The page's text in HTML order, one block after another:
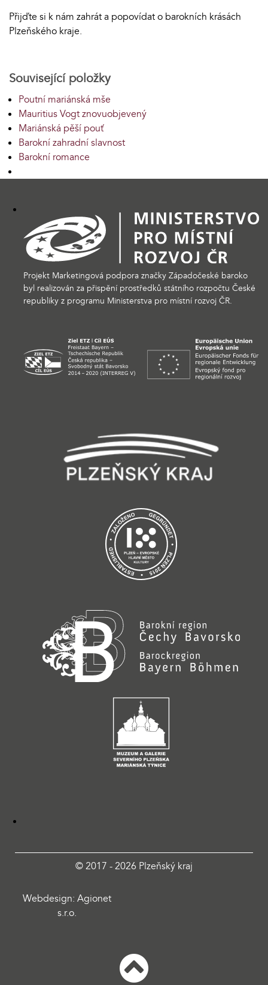
Přijďte si k nám zahrát a popovídat o barokních krásách
Plzeňského kraje.
Související položky
Poutní mariánská mše
Mauritius Vogt znovuobjevený
Mariánská pěší pouť
Barokní zahradní slavnost
Barokní romance
Projekt Marketingová podpora značky Západočeské baroko
byl realizován za přispění prostředků státního rozpočtu České
republiky z programu Ministerstva pro místní rozvoj ČR.
© 2017 - 2026 Plzeňský kraj
Webdesign: Agionet
s.r.o.